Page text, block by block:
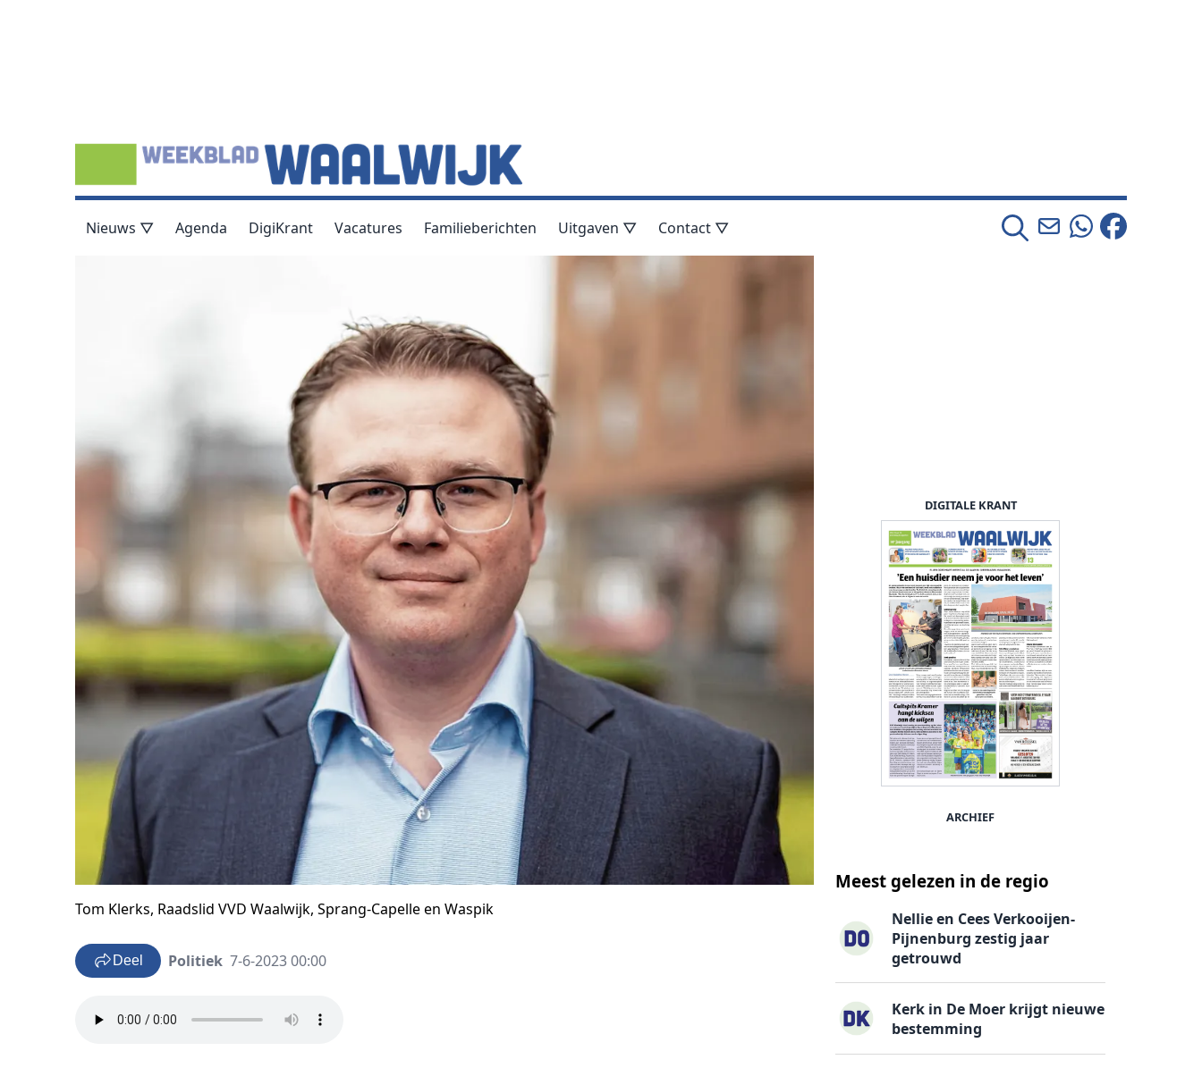
Nieuws ▽ Agenda DigiKrant Vacatures Familieberichten Uitgaven ▽ Contact ▽
Tom Klerks, Raadslid VVD Waalwijk, Sprang-Capelle en Waspik
Deel Politiek 7-6-2023 00:00
DIGITALE KRANT
ARCHIEF
Meest gelezen in de regio
Nellie en Cees Verkooijen-
Pijnenburg zestig jaar
getrouwd
Kerk in De Moer krijgt nieuwe
bestemming